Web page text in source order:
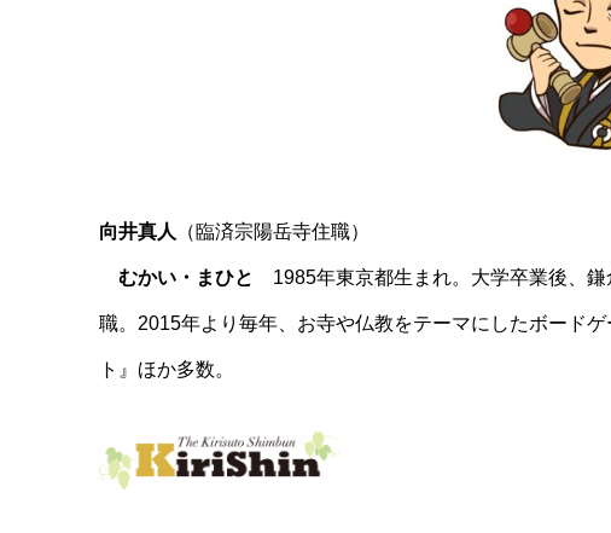
向井真人 （臨済宗陽岳寺住職）
むかい・まひと 1985年東京都生まれ。大学卒業後、
職。2015年より毎年、お寺や仏教をテーマにしたボード
ト』ほか多数。